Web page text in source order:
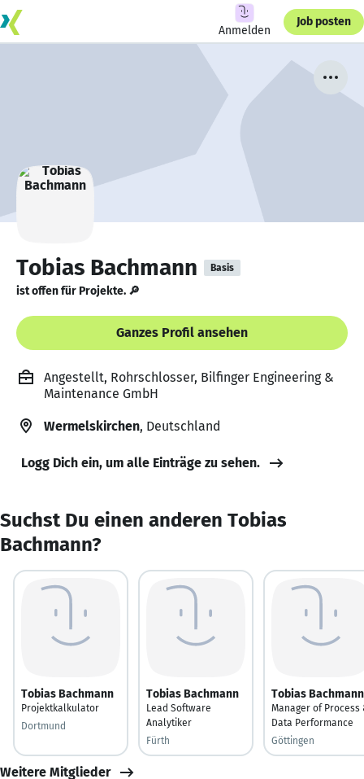
Anmelden
Job posten
Tobias Bachmann Basis
ist offen für Projekte. 🔎
Ganzes Profil ansehen
Angestellt, Rohrschlosser, Bilfinger Engineering &
Maintenance GmbH
Wermelskirchen, Deutschland
Logg Dich ein, um alle Einträge zu sehen.
Suchst Du einen anderen Tobias
Bachmann?
Tobias Bachmann
Projektkalkulator
Dortmund
Tobias Bachmann
Lead Software
Analytiker
Fürth
Tobias Bachmann
Manager of Process
Data Performance
Göttingen
Weitere Mitglieder